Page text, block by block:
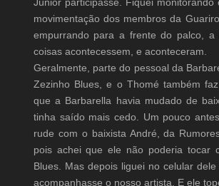
movimentação dos membros da
empurrando para a frente do palco,
coisas acontecessem, e aconteceram.
Geralmente, parte do pessoal da
Zezinho Blues, e o Thomé também
que a Barbarella havia mudado de
tinha saído mais cedo. Um pouco
rude com o baixista André, da
pois achei que ele não poderia tocar
Blues. Mas depois liguei no celular
acompanhasse o nosso artista. E ele